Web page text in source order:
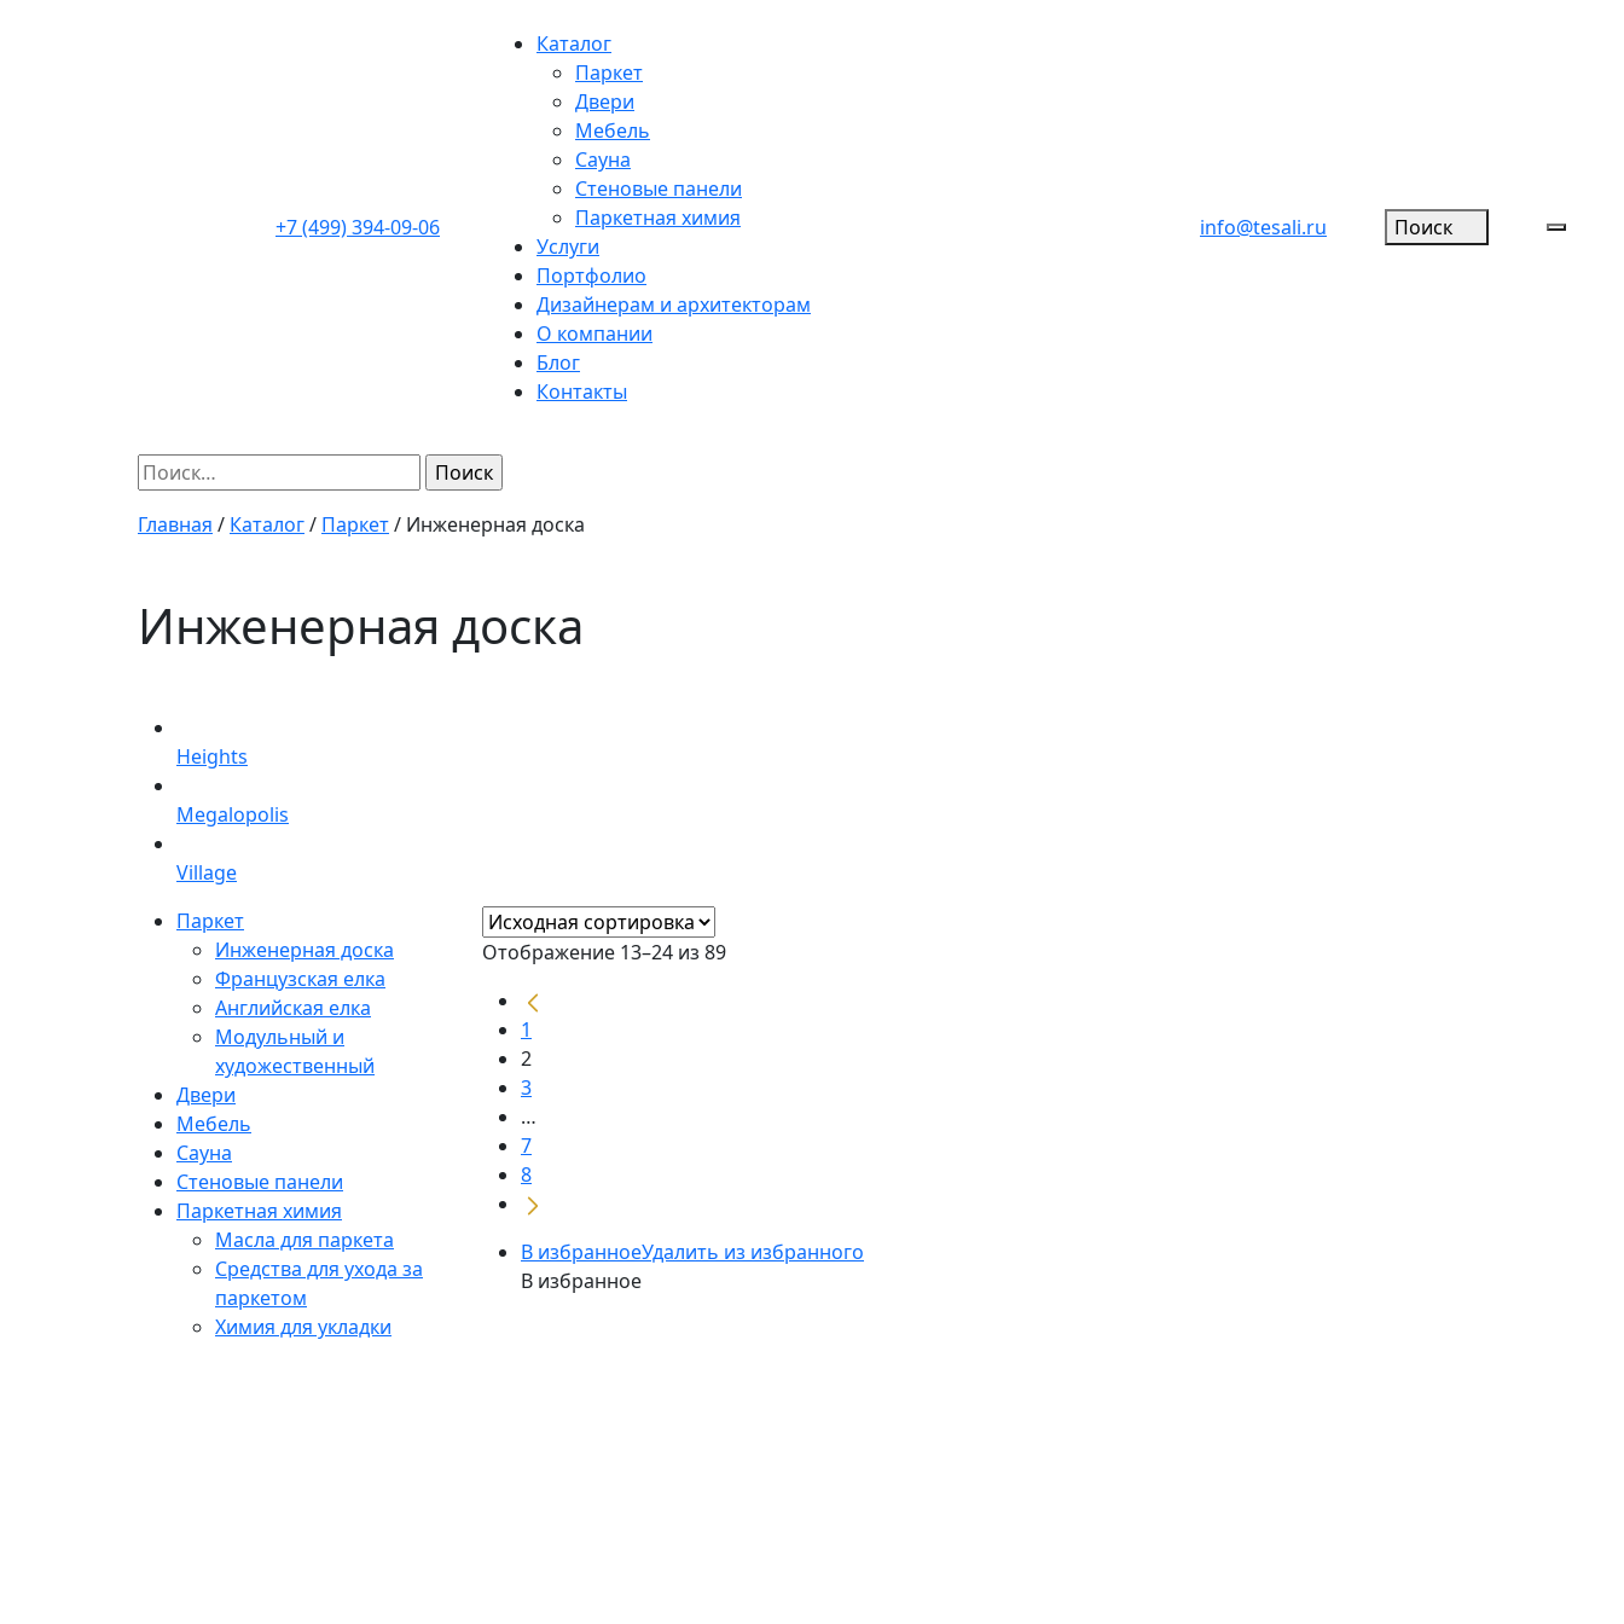
+7 (499) 394-09-06
Каталог
Паркет
Двери
Мебель
Сауна
Стеновые панели
Паркетная химия
Услуги
Портфолио
Дизайнерам и архитекторам
О компании
Блог
Контакты
info@tesali.ru Поиск Избранное
Найти:
Главная / Каталог/ Паркет/ Инженерная доска
Инженерная доска
Heights
Megalopolis
Village
Паркет
Инженерная доска
Французская елка
Английская елка
Модульный и
художественный
Двери
Мебель
Сауна
Стеновые панели
Паркетная химия
Масла для паркета
Средства для ухода за
паркетом
Химия для укладки
Отображение 13–24 из 89
1
2
3
…
7
8
В избранноеУдалить из избранного
В избранное